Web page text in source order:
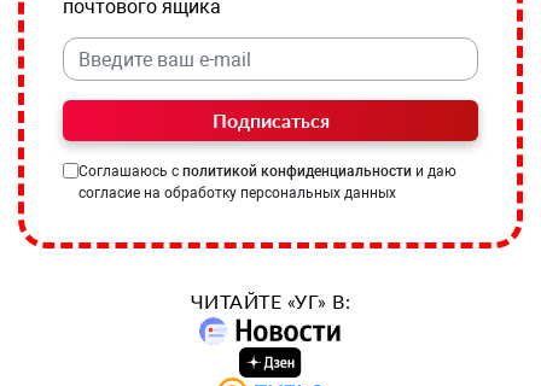
почтового ящика
Подписаться
Соглашаюсь с политикой конфиденциальности и даю
согласие на обработку персональных данных
ЧИТАЙТЕ «УГ» В: